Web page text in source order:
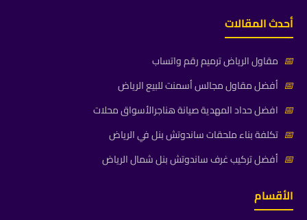
أحدث المقالات
📅 مقاول الرياض ترميم رقم واتساب
📅 أفضل مقاول مجالس أسمنت للبيع الرياض
📅 افضل حداد المهدية صيانة هناجرالأسواق محلات
📅 تكلفة بناء ملحقات ساندوتش بنل في الرياض
📅 أفضل تركيب غرف ساندوتش بنل شمال الرياض
الأقسام